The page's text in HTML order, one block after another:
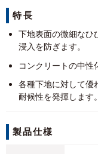
特長
下地表面の微細なひ
浸入を防ぎます。
コンクリートの中性
各種下地に対して優
耐候性を発揮します。
製品仕様